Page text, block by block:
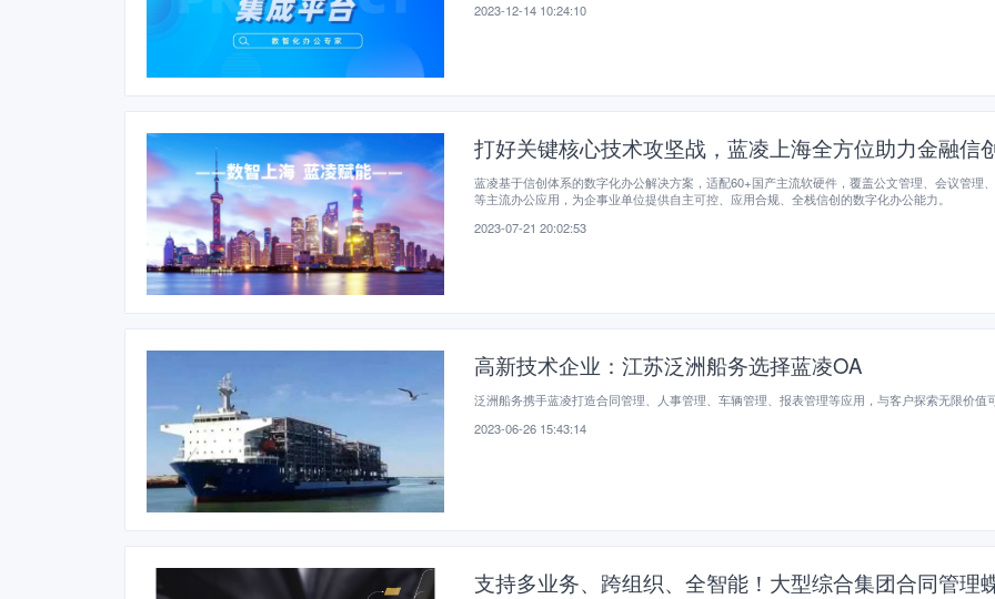
2023-12-14 10:24:10
打好关键核心技术攻坚战，蓝凌上海全方位助力金融信
蓝凌基于信创体系的数字化办公解决方案，适配60+国产主流软硬件，覆盖公文管理、会议管理
等主流办公应用，为企事业单位提供自主可控、应用合规、全栈信创的数字化办公能力。
2023-07-21 20:02:53
高新技术企业：江苏泛洲船务选择蓝凌OA
泛洲船务携手蓝凌打造合同管理、人事管理、车辆管理、报表管理等应用，与客户探索无限价值
2023-06-26 15:43:14
支持多业务、跨组织、全智能！大型综合集团合同管理